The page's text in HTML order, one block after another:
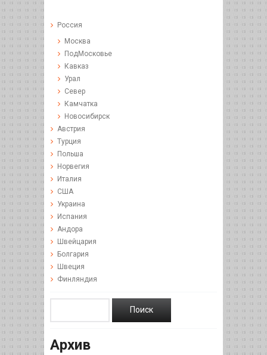
Россия
Москва
ПодМосковье
Кавказ
Урал
Север
Камчатка
Новосибирск
Австрия
Турция
Польша
Норвегия
Италия
США
Украина
Испания
Андора
Швейцария
Болгария
Швеция
Финляндия
Архив